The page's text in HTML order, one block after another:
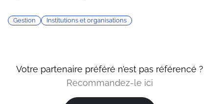
Gestion Institutions et organisations
Votre partenaire préféré n’est pas référencé ?
Recommandez-le ici